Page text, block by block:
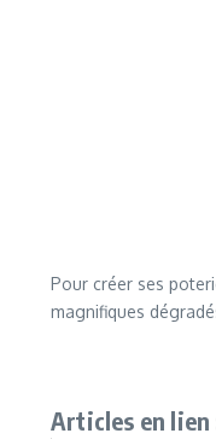
Pour créer ses
magnifiques
Articles en lien